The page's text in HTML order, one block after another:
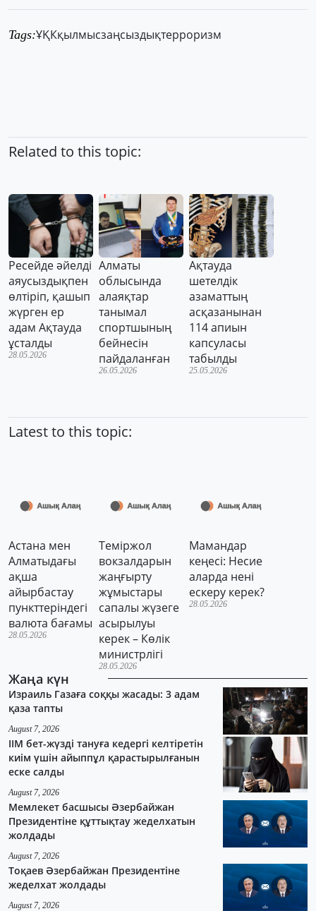
Tags:ҰҚКқылмысзаңсыздықтерроризм
Related to this topic:
Ресейде әйелді
аяусыздықпен
өлтіріп, қашып
жүрген ер
адам Ақтауда
ұсталды
28.05.2026
Алматы
облысында
алаяқтар
танымал
спортшының
бейнесін
пайдаланған
26.05.2026
Ақтауда
шетелдік
азаматтың
асқазанынан
114 апиын
капсуласы
табылды
25.05.2026
Latest to this topic:
Астана мен
Алматыдағы
ақша
айырбастау
пункттеріндегі
валюта бағамы
28.05.2026
Теміржол
вокзалдарын
жаңғырту
жұмыстары
сапалы жүзеге
асырылуы
керек – Көлік
министрлігі
28.05.2026
Мамандар
кеңесі: Несие
аларда нені
ескеру керек?
28.05.2026
Жаңа күн
Израиль Газаға соққы жасады: 3 адам
қаза тапты
August 7, 2026
ІІМ бет-жүзді тануға кедергі келтіретін
киім үшін айыппұл қарастырылғанын
еске салды
August 7, 2026
Мемлекет басшысы Әзербайжан
Президентіне құттықтау жеделхатын
жолдады
August 7, 2026
Тоқаев Әзербайжан Президентіне
жеделхат жолдады
August 7, 2026